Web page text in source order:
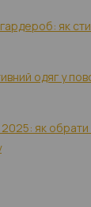
як
одяг у
як обрати